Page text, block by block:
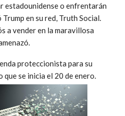
estadounidense o enfrentarán
en su red, Truth Social.
a vender en la maravillosa
proteccionista para su
se inicia el 20 de enero.